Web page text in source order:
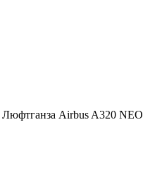
Люфтганза Airbus A320 NEO